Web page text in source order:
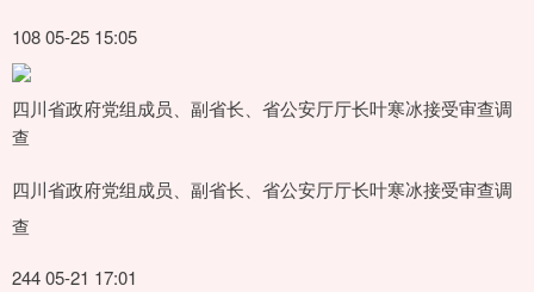
108 05-25 15:05
四川省政府党组成员、副省长、省公安厅厅长叶寒冰接受审查调
查
四川省政府党组成员、副省长、省公安厅厅长叶寒冰接受审查调
查
244 05-21 17:01